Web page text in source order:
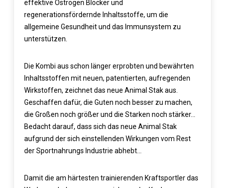
effektive Östrogen Blocker und
regenerationsfördernde Inhaltsstoffe, um die
allgemeine Gesundheit und das Immunsystem zu
unterstützen.
Die Kombi aus schon länger erprobten und bewährten
Inhaltsstoffen mit neuen, patentierten, aufregenden
Wirkstoffen, zeichnet das neue Animal Stak aus.
Geschaffen dafür, die Guten noch besser zu machen,
die Großen noch größer und die Starken noch stärker…
Bedacht darauf, dass sich das neue Animal Stak
aufgrund der sich einstellenden Wirkungen vom Rest
der Sportnahrungs Industrie abhebt…
Damit die am härtesten trainierenden Kraftsportler das